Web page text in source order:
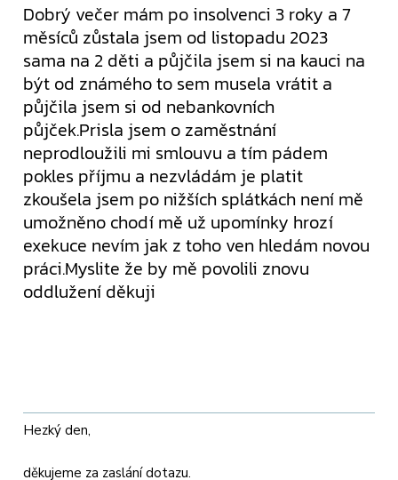
Dobrý večer mám po insolvenci 3 roky a 7
měsíců zůstala jsem od listopadu 2023
sama na 2 děti a půjčila jsem si na kauci na
být od známého to sem musela vrátit a
půjčila jsem si od nebankovních
půjček.Prisla jsem o zaměstnání
neprodloužili mi smlouvu a tím pádem
pokles příjmu a nezvládám je platit
zkoušela jsem po nižších splátkách není mě
umožněno chodí mě už upomínky hrozí
exekuce nevím jak z toho ven hledám novou
práci.Myslite že by mě povolili znovu
oddlužení děkuji
Hezký den,
děkujeme za zaslání dotazu.